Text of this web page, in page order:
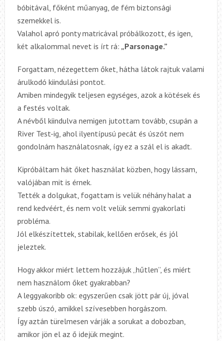
bóbitával, főként műanyag, de fém biztonsági
szemekkel is.
Valahol apró ponty matricával próbálkozott, és igen,
két alkalommal nevet is írt rá: „Parsonage.”
Forgattam, nézegettem őket, hátha látok rajtuk valami
árulkodó kiindulási pontot.
Amiben mindegyik teljesen egységes, azok a kötések és
a festés voltak.
A névből kiindulva nemigen jutottam tovább, csupán a
River Test-ig, ahol ilyentípusú pecát és úszót nem
gondolnám használatosnak, így ez a szál el is akadt.
Kipróbáltam hát őket használat közben, hogy lássam,
valójában mit is érnek.
Tették a dolgukat, fogattam is velük néhány halat a
rend kedvéért, és nem volt velük semmi gyakorlati
probléma.
Jól elkészítettek, stabilak, kellően erősek, és jól
jeleztek.
Hogy akkor miért lettem hozzájuk „hűtlen”, és miért
nem használom őket gyakrabban?
A leggyakoribb ok: egyszerűen csak jött pár új, jóval
szebb úszó, amikkel szívesebben horgászom.
Így aztán türelmesen várják a sorukat a dobozban,
amikor jön el az ő idejük megint.